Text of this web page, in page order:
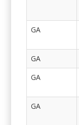
GA
GA
GA
GA